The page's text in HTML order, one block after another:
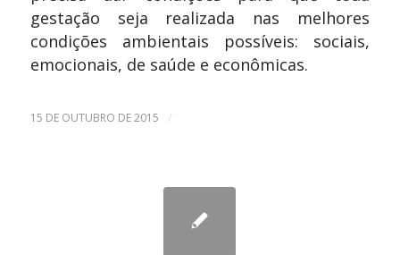
gestação seja realizada nas melhores
condições ambientais possíveis: sociais,
emocionais, de saúde e econômicas.
15 DE OUTUBRO DE 2015 /